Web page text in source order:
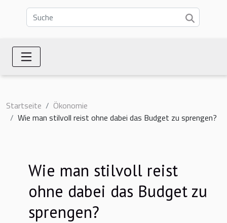
Startseite
Ökonomie
Wie man stilvoll reist ohne dabei das Budget zu sprengen?
Wie man stilvoll reist
ohne dabei das Budget zu
sprengen?